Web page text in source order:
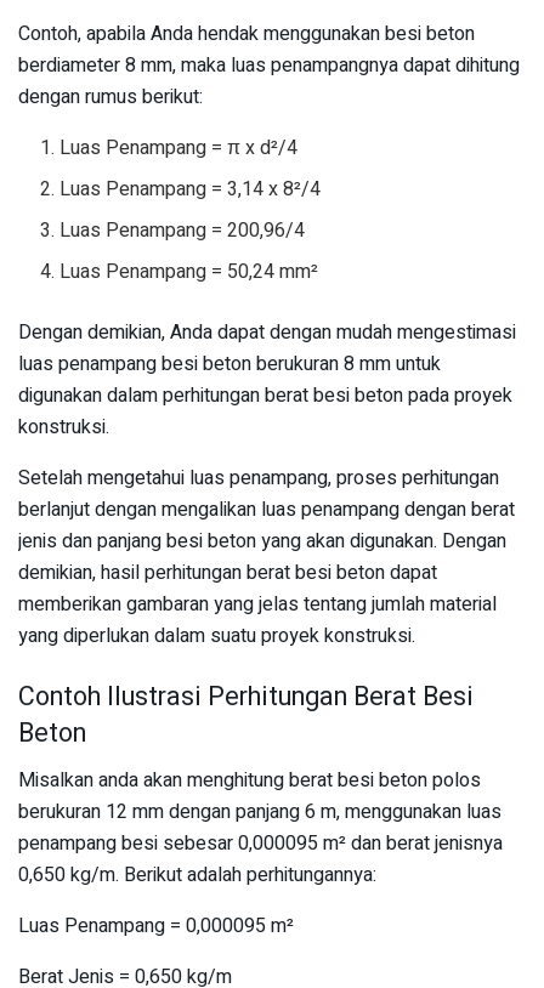
Contoh, apabila Anda hendak menggunakan besi beton
berdiameter 8 mm, maka luas penampangnya dapat dihitung
dengan rumus berikut:
Luas Penampang = π x d²/4
Luas Penampang = 3,14 x 8²/4
Luas Penampang = 200,96/4
Luas Penampang = 50,24 mm²
Dengan demikian, Anda dapat dengan mudah mengestimasi
luas penampang besi beton berukuran 8 mm untuk
digunakan dalam perhitungan berat besi beton pada proyek
konstruksi.
Setelah mengetahui luas penampang, proses perhitungan
berlanjut dengan mengalikan luas penampang dengan berat
jenis dan panjang besi beton yang akan digunakan. Dengan
demikian, hasil perhitungan berat besi beton dapat
memberikan gambaran yang jelas tentang jumlah material
yang diperlukan dalam suatu proyek konstruksi.
Contoh Ilustrasi Perhitungan Berat Besi
Beton
Misalkan anda akan menghitung berat besi beton polos
berukuran 12 mm dengan panjang 6 m, menggunakan luas
penampang besi sebesar 0,000095 m² dan berat jenisnya
0,650 kg/m. Berikut adalah perhitungannya:
Luas Penampang = 0,000095 m²
Berat Jenis = 0,650 kg/m